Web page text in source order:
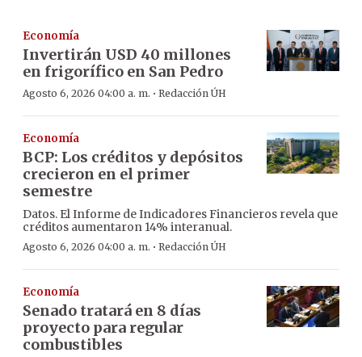
Economía
Invertirán USD 40 millones
en frigorífico en San Pedro
Agosto 6, 2026 04:00 a. m. · Redacción ÚH
Economía
BCP: Los créditos y depósitos
crecieron en el primer
semestre
Datos. El Informe de Indicadores Financieros revela que
créditos aumentaron 14% interanual.
Agosto 6, 2026 04:00 a. m. · Redacción ÚH
Economía
Senado tratará en 8 días
proyecto para regular
combustibles